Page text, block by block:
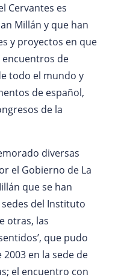
Cervantes es
Millán y que han
y proyectos en que
de
todo el mundo y
de español,
de la
diversas
el Gobierno de La
que se han
del Instituto
otras, las
que pudo
en la sede de
el encuentro con